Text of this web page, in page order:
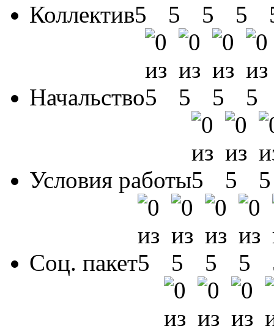
Коллектив
Начальство
Условия работы
Соц. пакет